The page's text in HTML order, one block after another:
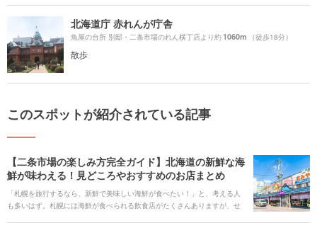
北海道庁 赤れんが庁舎
魚屋の台所 別邸・二条市場のれん横丁店より約1060m （徒歩18分）
散歩
このスポットが紹介されている記事
【二条市場の楽しみ方完全ガイド】北海道の新鮮な海
鮮が味わえる！見どころやおすすめのお店まとめ
「札幌を旅行するなら、新鮮で美味しい海鮮が食べたい！」と、考える人
も多いはず。札幌には海鮮が食べられる飲食店がたくさんありますが、せ